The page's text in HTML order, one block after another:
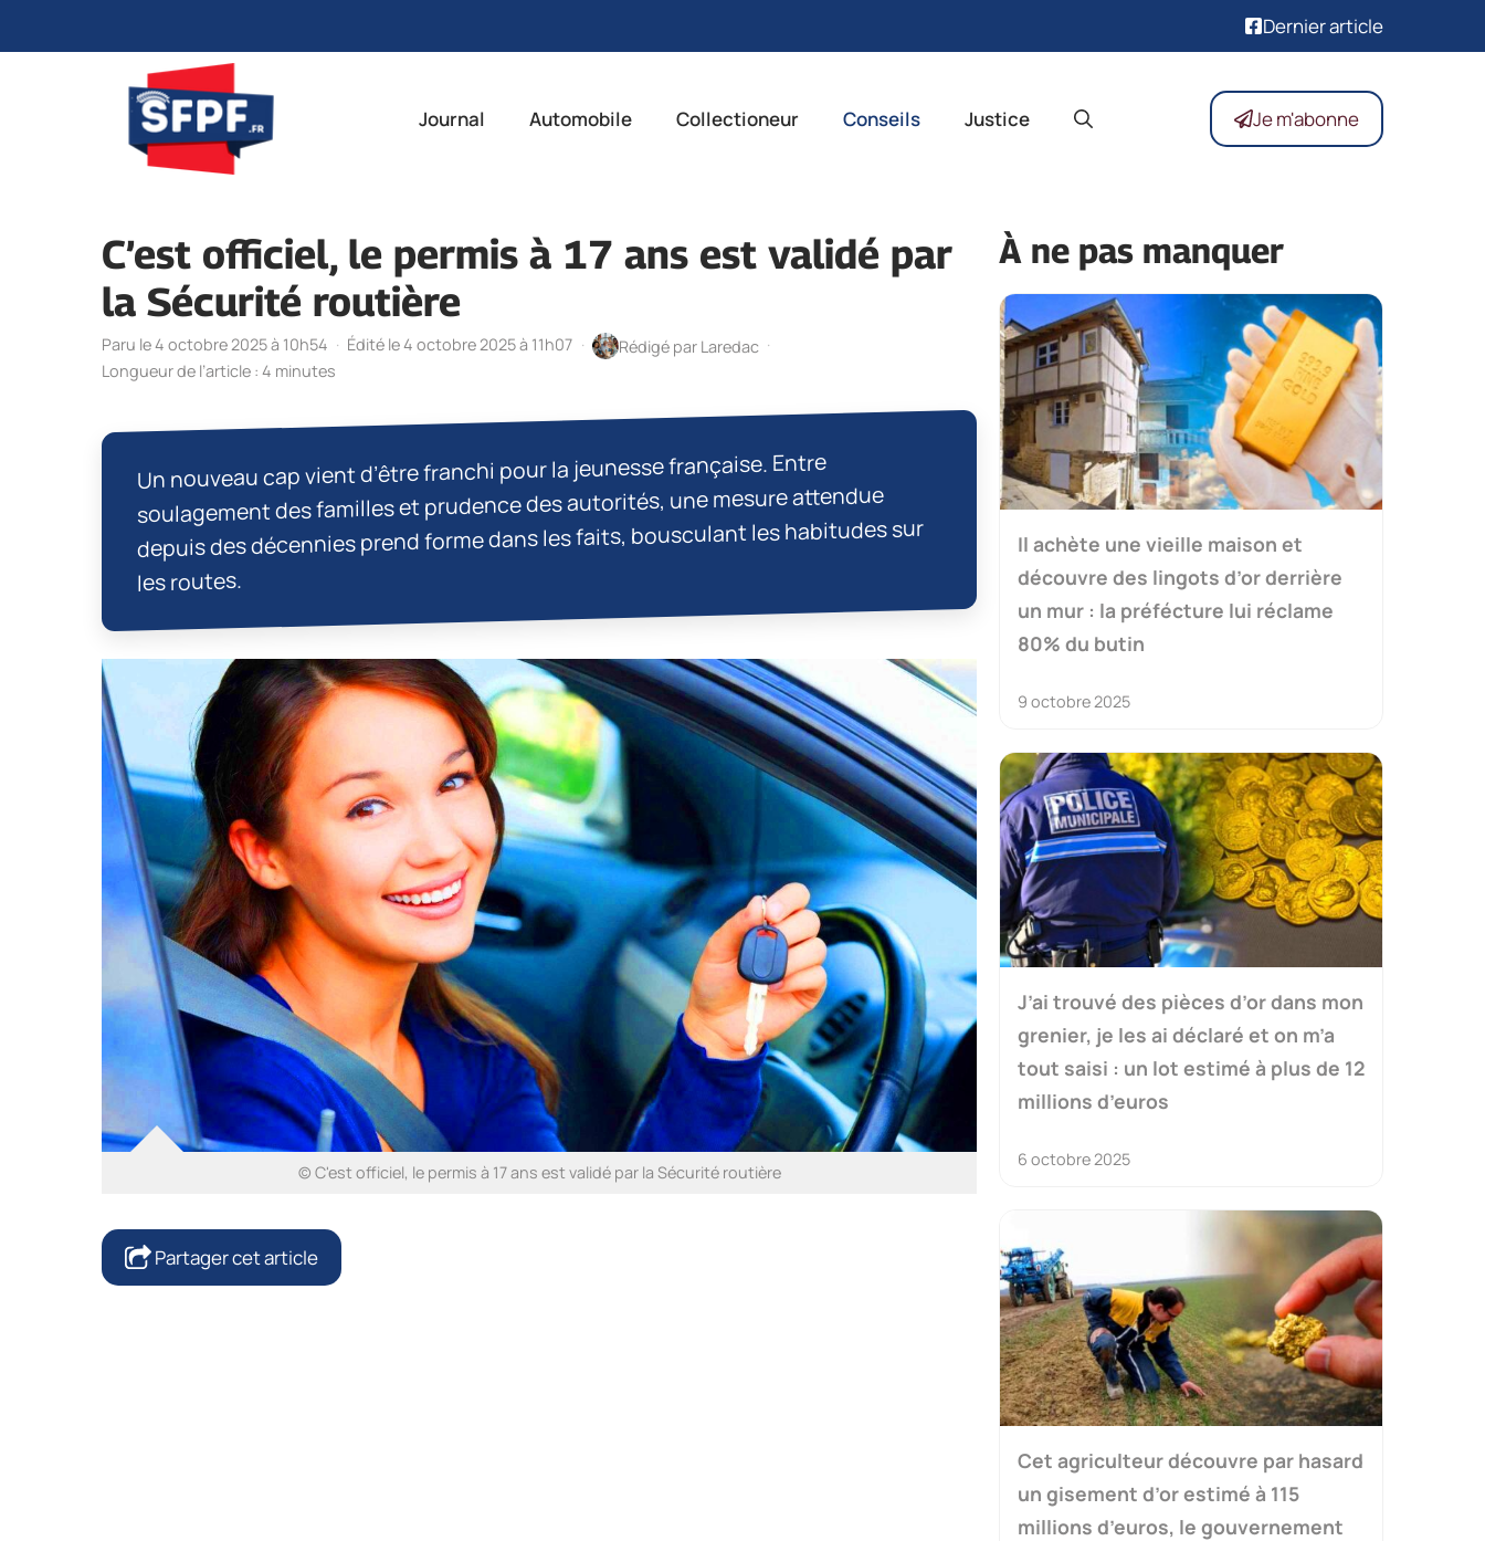
Dernier article
Journal Automobile Collectioneur Conseils Justice Je m'abonne
C’est officiel, le permis à 17 ans est validé par
la Sécurité routière
Paru le 4 octobre 2025 à 10h54 · Édité le 4 octobre 2025 à 11h07 · Rédigé par Laredac ·
Longueur de l’article : 4 minutes
Un nouveau cap vient d’être franchi pour la jeunesse française. Entre
soulagement des familles et prudence des autorités, une mesure attendue
depuis des décennies prend forme dans les faits, bousculant les habitudes sur
les routes.
© C'est officiel, le permis à 17 ans est validé par la Sécurité routière
Partager cet article
À ne pas manquer
Il achète une vieille maison et
découvre des lingots d’or derrière
un mur : la préfécture lui réclame
80% du butin
9 octobre 2025
J’ai trouvé des pièces d’or dans mon
grenier, je les ai déclaré et on m’a
tout saisi : un lot estimé à plus de 12
millions d’euros
6 octobre 2025
Cet agriculteur découvre par hasard
un gisement d’or estimé à 115
millions d’euros, le gouvernement